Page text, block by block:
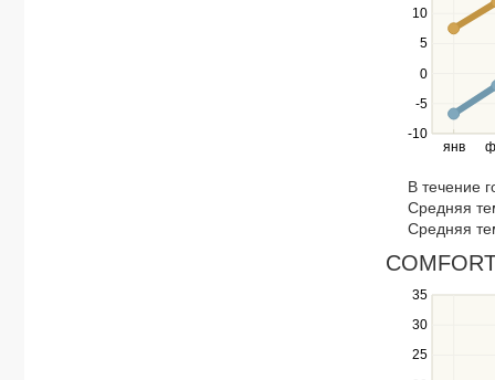
янв
-10
-5
0
5
10
series.
Use
the
and
right
navigate
through
items
in
a
series.
В течение
Средняя
Средняя
25
30
35
Use
the
and